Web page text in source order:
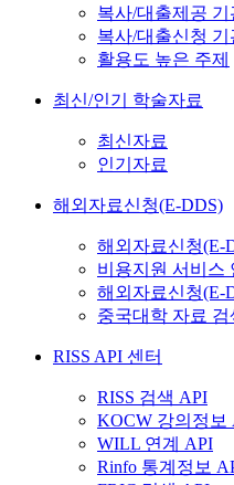
복사/대출제공 기
복사/대출신청 기
활용도 높은 주제
최신/인기 학술자료
최신자료
인기자료
해외자료신청(E-DDS)
해외자료신청(E-
비용지원 서비스
해외자료신청(E-
중국대학 자료 검
RISS API 센터
RISS 검색 API
KOCW 강의정보
WILL 연계 API
Rinfo 통계정보